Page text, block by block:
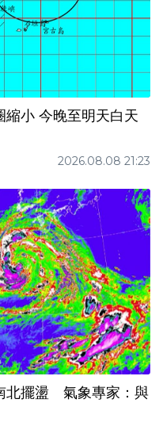
縮小 今晚至明天白天
2026.08.08 21:23
北擺盪 氣象專家：與